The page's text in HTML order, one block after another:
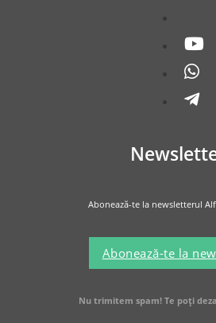
Abonează-te la newsletterul
Abonează-te la
Nu trimitem spam! Te poți